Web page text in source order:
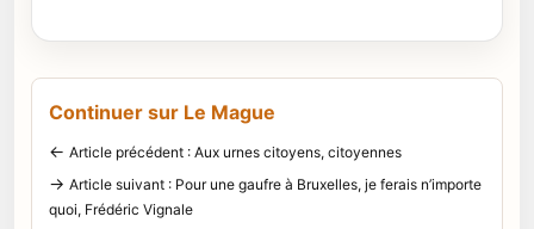
Continuer sur Le Mague
← Article précédent : Aux urnes citoyens, citoyennes
→ Article suivant : Pour une gaufre à Bruxelles, je ferais n’importe
quoi, Frédéric Vignale